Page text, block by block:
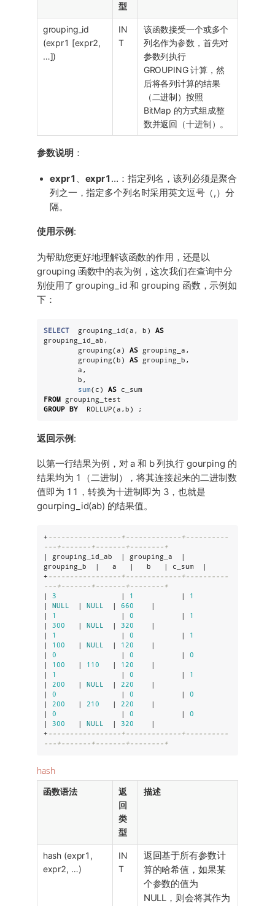
型
grouping_id
(expr1 [expr2,
…​])
IN
T
该函数接受一个或多个
列名作为参数，首先对
参数列执行
GROUPING 计算，然
后将各列计算的结果
（二进制）按照
BitMap 的方式组成整
数并返回（十进制）。
参数说明 ：
expr1 、 expr1 …​：指定列名，该列必须是聚合
列之一，指定多个列名时采用英文逗号（,）分
隔。
使用示例 :
为帮助您更好地理解该函数的作用，还是以
grouping 函数中的表为例，这次我们在查询中分
别使用了 grouping_id 和 grouping 函数，示例如
下：
SELECT
  grouping_id(a, b)
AS
grouping_id_ab,
        grouping(a)
AS grouping_a,
        grouping(b)
AS grouping_b,
        a,
        b,
sum(c) AS
FROM
GROUP BY
  ROLLUP(a,b) ;
返回示例 :
以第一行结果为例，对 a 和 b 列执行 gourping 的
结果均为 1（二进制），将其连接起来的二进制数
值即为 11，转换为十进制即为 3，也就是
gourping_id(ab) 的结果值。
+ -----------------+-------------+----------
---+-------+-------+--------+
| grouping_id_ab  | grouping_a  |
grouping_b  |   a   |   b   | c_sum  |
+ -----------------+-------------+----------
---+-------+-------+--------+
| 3
               |
1
           |
1
| NULL
  |
NULL
  |
660
    |
| 1
               |
0
           |
1
| 300
   |
NULL
  |
320
    |
| 1
               |
0
           |
1
| 100
   |
NULL
  |
120
    |
| 0
               |
0
           |
0
| 100
   |
110
   |
120
    |
| 1
               |
0
           |
1
| 200
   |
NULL
  |
220
    |
| 0
               |
0
           |
0
| 200
   |
210
   |
220
    |
| 0
               |
0
           |
0
| 300
   |
NULL
  |
320
    |
+ -----------------+-------------+----------
---+-------+-------+--------+
hash
函数语法
返
回
类
型
描述
hash (expr1,
expr2, …​)
IN
T
返回基于所有参数计
算的哈希值，如果某
个参数的值为
NULL，则会将其作为